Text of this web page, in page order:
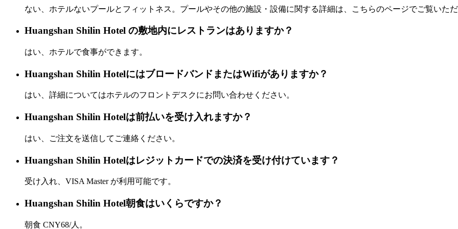
ない、ホテルないプールとフィットネス。プールやその他の施設・設備に関する詳細は、こちらのページでご覧いた
Huangshan Shilin Hotel の敷地内にレストランはありますか？
はい、ホテルで食事ができます。
Huangshan Shilin HotelにはブロードバンドまたはWifiがありますか？
はい、詳細についてはホテルのフロントデスクにお問い合わせください。
Huangshan Shilin Hotelは前払いを受け入れますか？
はい、ご注文を送信してご連絡ください。
Huangshan Shilin Hotelはレジットカードでの決済を受け付けています？
受け入れ、VISA Master が利用可能です。
Huangshan Shilin Hotel朝食はいくらですか？
朝食 CNY68/人。